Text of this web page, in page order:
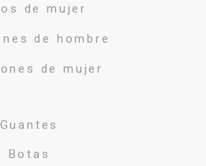
de mujer
de hombre
de mujer
Guantes
Botas